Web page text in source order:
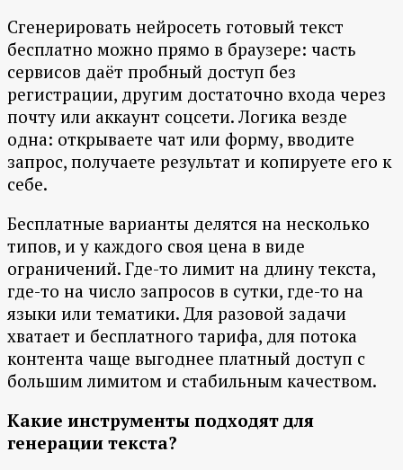
Сгенерировать нейросеть готовый текст
бесплатно можно прямо в браузере: часть
сервисов даёт пробный доступ без
регистрации, другим достаточно входа через
почту или аккаунт соцсети. Логика везде
одна: открываете чат или форму, вводите
запрос, получаете результат и копируете его к
себе.
Бесплатные варианты делятся на несколько
типов, и у каждого своя цена в виде
ограничений. Где-то лимит на длину текста,
где-то на число запросов в сутки, где-то на
языки или тематики. Для разовой задачи
хватает и бесплатного тарифа, для потока
контента чаще выгоднее платный доступ с
большим лимитом и стабильным качеством.
Какие инструменты подходят для
генерации текста?